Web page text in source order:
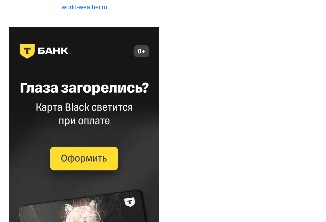
world-weather.ru